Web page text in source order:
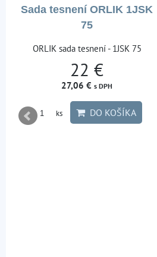
Sada tesnení ORLIK 1JSK
75
ORLIK sada tesnení - 1JSK 75
22 €
27,06 € s DPH
ks DO KOŠÍKA